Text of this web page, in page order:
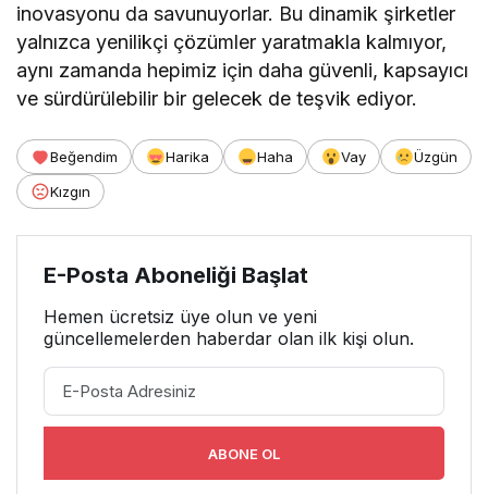
inovasyonu da savunuyorlar. Bu dinamik şirketler
yalnızca yenilikçi çözümler yaratmakla kalmıyor,
aynı zamanda hepimiz için daha güvenli, kapsayıcı
ve sürdürülebilir bir gelecek de teşvik ediyor.
Beğendim Harika Haha Vay
Üzgün
Kızgın
E-Posta Aboneliği Başlat
Hemen ücretsiz üye olun ve yeni
güncellemelerden haberdar olan ilk kişi olun.
ABONE OL